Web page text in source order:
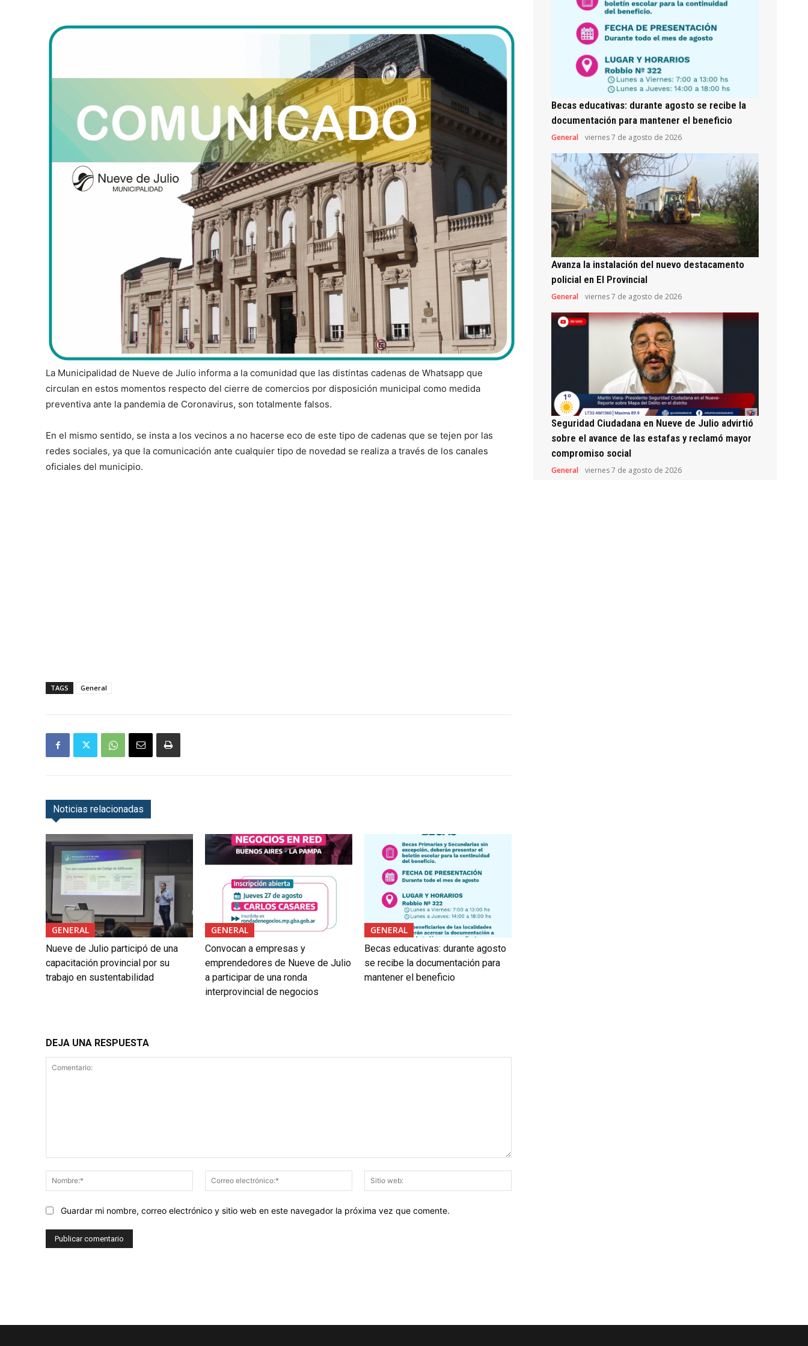
La Municipalidad de Nueve de Julio informa a la comunidad que las distintas cadenas de Whatsapp que
circulan en estos momentos respecto del cierre de comercios por disposición municipal como medida
preventiva ante la pandemia de Coronavirus, son totalmente falsos.
En el mismo sentido, se insta a los vecinos a no hacerse eco de este tipo de cadenas que se tejen por las
redes sociales, ya que la comunicación ante cualquier tipo de novedad se realiza a través de los canales
oficiales del municipio.
TAGS General
Noticias relacionadas
GENERAL
Nueve de Julio participó de una
capacitación provincial por su
trabajo en sustentabilidad
GENERAL
Convocan a empresas y
emprendedores de Nueve de Julio
a participar de una ronda
interprovincial de negocios
GENERAL
Becas educativas: durante agosto
se recibe la documentación para
mantener el beneficio
DEJA UNA RESPUESTA
Nombre:*
Correo
electrónico:*
web:
Guardar mi nombre, correo electrónico y sitio web en este navegador la próxima vez que comente.
Becas educativas: durante agosto se recibe la
documentación para mantener el beneficio
General viernes 7 de agosto de 2026
Avanza la instalación del nuevo destacamento
policial en El Provincial
General viernes 7 de agosto de 2026
Seguridad Ciudadana en Nueve de Julio advirtió
sobre el avance de las estafas y reclamó mayor
compromiso social
General viernes 7 de agosto de 2026